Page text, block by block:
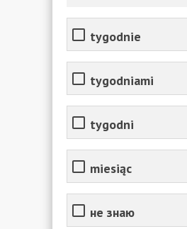
tygodnie
tygodniami
tygodni
miesiąc
не знаю